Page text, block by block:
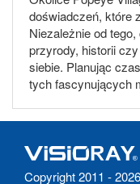
doświadczeń, które
Niezależnie od
przyrody, historii
siebie. Planując
tych fascynujących
Copyright 2011 - 2026